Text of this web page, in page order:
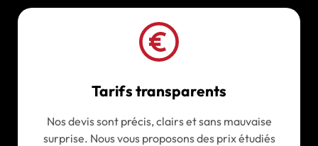
Tarifs transparents
Nos devis sont précis, clairs et sans mauvaise
surprise. Nous vous proposons des prix étudiés